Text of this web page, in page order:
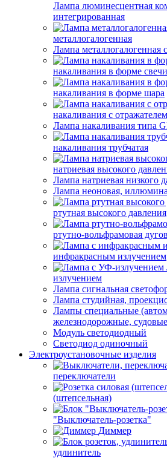
Лампа люминесцентная
интегрированная
металлогалогенная
Лампа металлогалогенная
накаливания в форме свечи
накаливания в форме шара
накаливания с отражателем
Лампа накаливания типа
накаливания трубчатая
натриевая высокого
Лампа натриевая низкого
Лампа неоновая,
ртутная высокого давления
ртутно-вольфрамовая
инфракрасным излучением
излучением
Лампа сигнальная
Лампа студийная,
Лампы специальные
железнодорожные,
Модуль светодиодный
Светодиод одиночный
Электроустановочные изделия
переключатели
(штепсельная)
"Выключатель-розетка"
Диммер
удлинитель